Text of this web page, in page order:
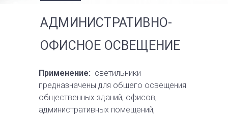
АДМИНИСТРАТИВНО-
ОФИСНОЕ ОСВЕЩЕНИЕ
Применение: светильники
предназначены для общего освещения
общественных зданий, офисов,
административных помещений,